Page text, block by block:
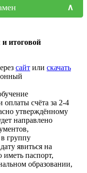
итоговой
сайт или скачать
оплаты счёта за 2-4
утверждённому
направлено
группу
явиться на
иметь паспорт,
образовании,